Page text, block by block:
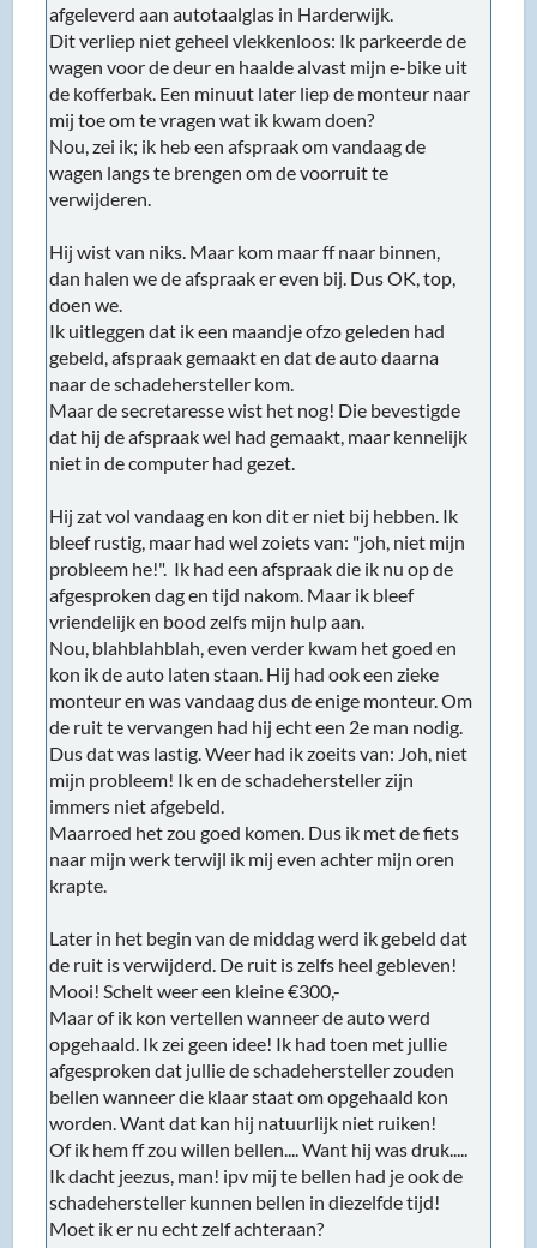
afgeleverd aan autotaalglas in Harderwijk.
Dit verliep niet geheel vlekkenloos: Ik parkeerde de
wagen voor de deur en haalde alvast mijn e-bike uit
de kofferbak. Een minuut later liep de monteur naar
mij toe om te vragen wat ik kwam doen?
Nou, zei ik; ik heb een afspraak om vandaag de
wagen langs te brengen om de voorruit te
verwijderen.
Hij wist van niks. Maar kom maar ff naar binnen,
dan halen we de afspraak er even bij. Dus OK, top,
doen we.
Ik uitleggen dat ik een maandje ofzo geleden had
gebeld, afspraak gemaakt en dat de auto daarna
naar de schadehersteller kom.
Maar de secretaresse wist het nog! Die bevestigde
dat hij de afspraak wel had gemaakt, maar kennelijk
niet in de computer had gezet.
Hij zat vol vandaag en kon dit er niet bij hebben. Ik
bleef rustig, maar had wel zoiets van: "joh, niet mijn
probleem he!". Ik had een afspraak die ik nu op de
afgesproken dag en tijd nakom. Maar ik bleef
vriendelijk en bood zelfs mijn hulp aan.
Nou, blahblahblah, even verder kwam het goed en
kon ik de auto laten staan. Hij had ook een zieke
monteur en was vandaag dus de enige monteur. Om
de ruit te vervangen had hij echt een 2e man nodig.
Dus dat was lastig. Weer had ik zoeits van: Joh, niet
mijn probleem! Ik en de schadehersteller zijn
immers niet afgebeld.
Maarroed het zou goed komen. Dus ik met de fiets
naar mijn werk terwijl ik mij even achter mijn oren
krapte.
Later in het begin van de middag werd ik gebeld dat
de ruit is verwijderd. De ruit is zelfs heel gebleven!
Mooi! Schelt weer een kleine €300,-
Maar of ik kon vertellen wanneer de auto werd
opgehaald. Ik zei geen idee! Ik had toen met jullie
afgesproken dat jullie de schadehersteller zouden
bellen wanneer die klaar staat om opgehaald kon
worden. Want dat kan hij natuurlijk niet ruiken!
Of ik hem ff zou willen bellen.... Want hij was druk.....
Ik dacht jeezus, man! ipv mij te bellen had je ook de
schadehersteller kunnen bellen in diezelfde tijd!
Moet ik er nu echt zelf achteraan?